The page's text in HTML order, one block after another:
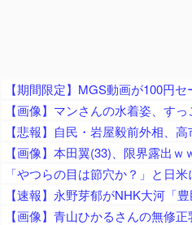
【画像】マンさんの水着姿、す
【画像】本田翼(33)、限界露出ｗ